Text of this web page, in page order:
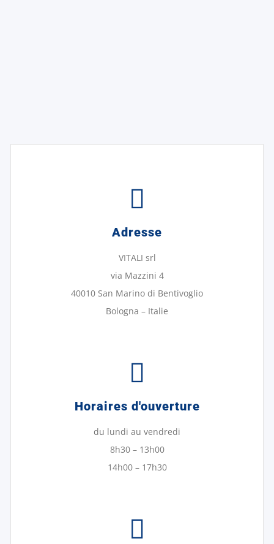
Adresse
VITALI srl
via Mazzini 4
40010 San Marino di Bentivoglio
Bologna – Italie
Horaires d'ouverture
du lundi au vendredi
8h30 – 13h00
14h00 – 17h30